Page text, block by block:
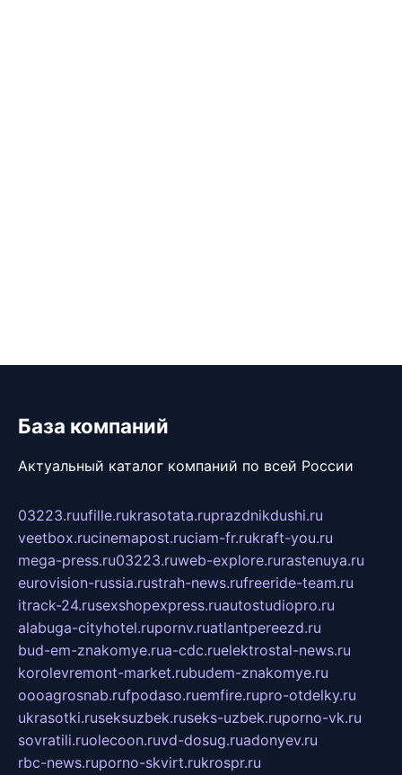
База компаний
Актуальный каталог компаний по всей России
03223.ruufille.rukrasotata.ruprazdnikdushi.ru
veetbox.rucinemapost.ruciam-fr.rukraft-you.ru
mega-press.ru03223.ruweb-explore.rurastenuya.ru
eurovision-russia.rustrah-news.rufreeride-team.ru
itrack-24.rusexshopexpress.ruautostudiopro.ru
alabuga-cityhotel.rupornv.ruatlantpereezd.ru
bud-em-znakomye.rua-cdc.ruelektrostal-news.ru
korolevremont-market.rubudem-znakomye.ru
oooagrosnab.rufpodaso.ruemfire.rupro-otdelky.ru
ukrasotki.ruseksuzbek.ruseks-uzbek.ruporno-vk.ru
sovratili.ruolecoon.ruvd-dosug.ruadonyev.ru
rbc-news.ruporno-skvirt.rukrospr.ru